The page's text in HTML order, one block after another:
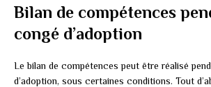
Bilan de compétences
congé d’adoption
Le bilan de compétences peut être réalisé
d’adoption, sous certaines conditions. Tout